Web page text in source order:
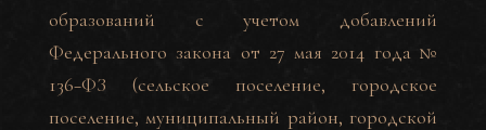
образований с учетом добавлений
Федерального закона от 27 мая 2014 года №
136−ФЗ (сельское поселение, городское
поселение, муниципальный район, городской